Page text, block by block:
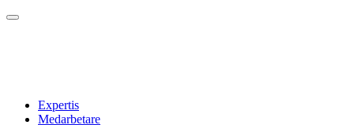
Expertis
Medarbetare